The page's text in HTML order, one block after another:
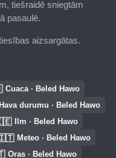
tiešraidē sniegtām
pasaulē.
aizsargātas.
Cuaca · Beled Hawo
Hava durumu · Beled Hawo
Ilm · Beled Hawo
Meteo · Beled Hawo
Oras · Beled Hawo